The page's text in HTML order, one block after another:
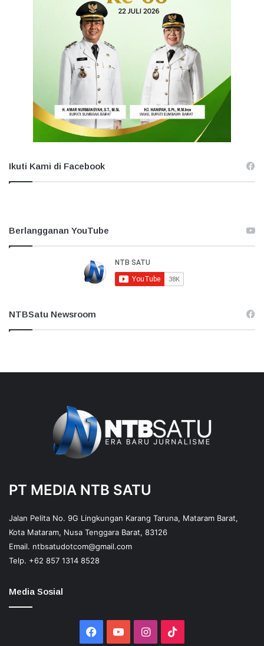
Ikuti Kami di Facebook
Berlangganan YouTube
NTBSatu Newsroom
PT MEDIA NTB SATU
Jalan Pelita No. 9G Lingkungan Karang Taruna, Mataram Barat,
Kota Mataram, Nusa Tenggara Barat, 83126
Email. ntbsatudotcom@gmail.com
Telp. +62 857 1314 8528
Media Sosial
Facebook
YouTubeInstagram